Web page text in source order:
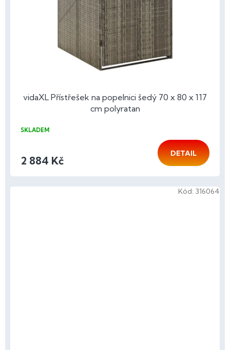
vidaXL Přístřešek na popelnici šedý 70 x 80 x 117
cm polyratan
SKLADEM
2 884 Kč
DETAIL
Kód: 316064